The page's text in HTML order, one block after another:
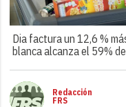
Dia factura un 12,6 %
blanca alcanza el 59%
Redacción
FRS